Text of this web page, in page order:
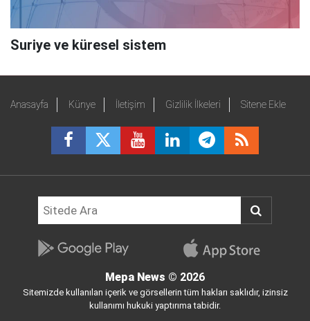
Suriye ve küresel sistem
Anasayfa Künye İletişim Gizlilik İlkeleri Sitene Ekle
Mepa News © 2026
Sitemizde kullanılan içerik ve görsellerin tüm hakları saklıdır, izinsiz
kullanımı hukuki yaptırıma tabidir.